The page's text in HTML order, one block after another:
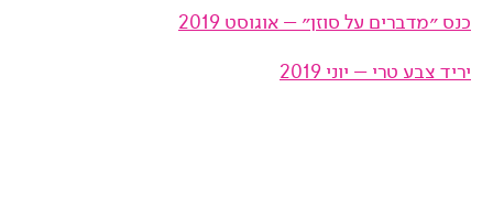
כנס ״מדברים על סוזן״ – אוגוסט 2019
יריד צבע טרי – יוני 2019